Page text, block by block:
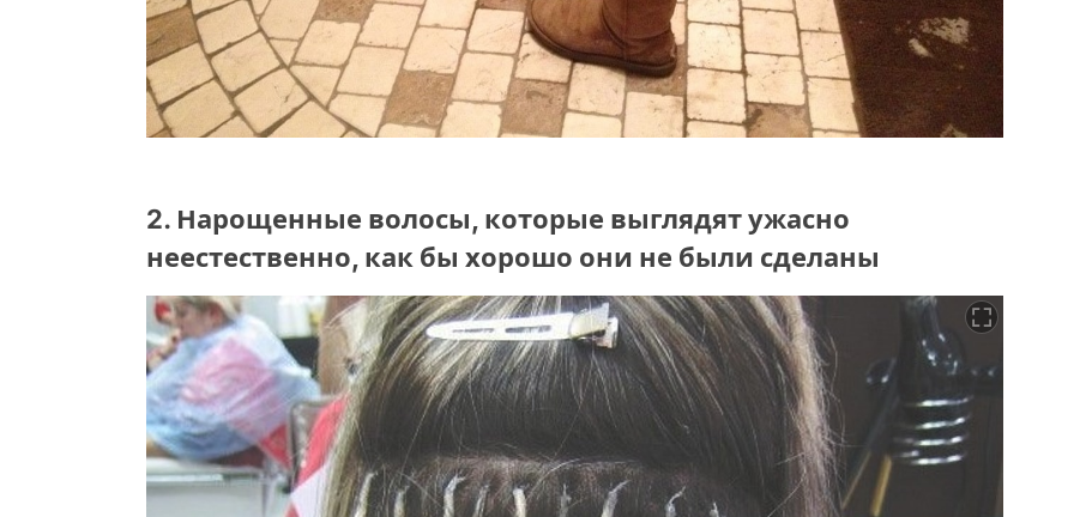
2. Нарощенные волосы, которые выглядят ужасно
неестественно, как бы хорошо они не были сделаны